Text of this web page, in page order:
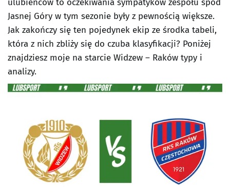
ulubieńców to oczekiwania sympatyków zespołu spod
Jasnej Góry w tym sezonie były z pewnością większe.
Jak zakończy się ten pojedynek ekip ze środka tabeli,
która z nich zbliży się do czuba klasyfikacji? Poniżej
znajdziesz moje na starcie Widzew – Raków typy i
analizy.